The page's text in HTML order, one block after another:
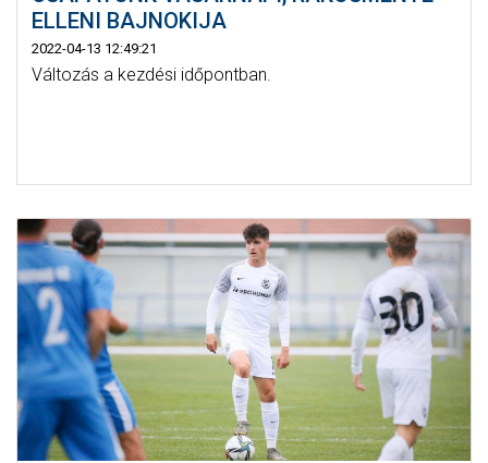
ELLENI BAJNOKIJA
2022-04-13 12:49:21
Változás a kezdési időpontban.